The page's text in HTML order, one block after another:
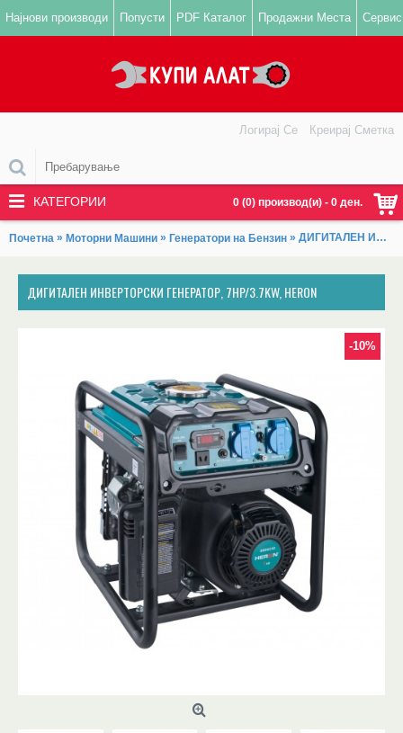
Најнови производи Попусти PDF Каталог Продажни Места Сервис
0 (0) производ(и) - 0 ден.
Логирај Се Креирај Сметка
КАТЕГОРИИ
Почетна » Моторни Машини » Генератори на Бензин » ДИГИТАЛЕН ИНВЕРТОРСКИ ГЕНЕРАТОР, 7HP/3.7KW, HERON
ДИГИТАЛЕН ИНВЕРТОРСКИ ГЕНЕРАТОР, 7HP/3.7KW, HERON
-10%